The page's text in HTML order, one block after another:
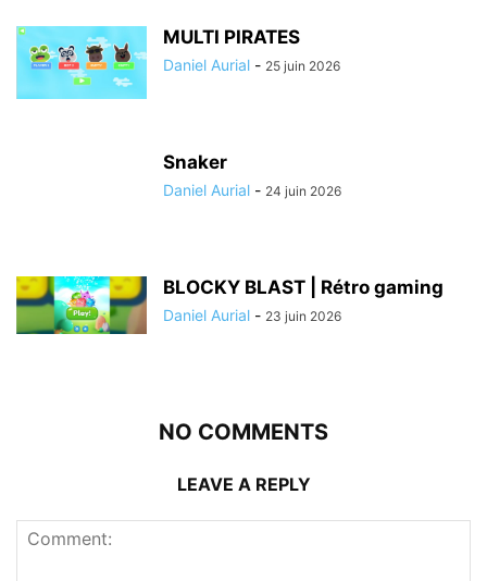
MULTI PIRATES
Daniel Aurial - 25 juin 2026
Snaker
Daniel Aurial - 24 juin 2026
BLOCKY BLAST | Rétro gaming
Daniel Aurial - 23 juin 2026
NO COMMENTS
LEAVE A REPLY